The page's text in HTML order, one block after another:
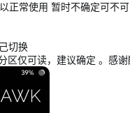
正常使用 暂时不确定可不
切换
区仅可读，建议确定 。感谢